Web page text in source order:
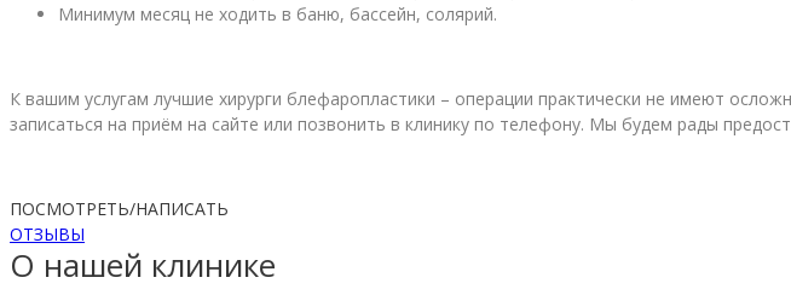
Минимум месяц не ходить в баню, бассейн, солярий.
К вашим услугам лучшие хирурги блефаропластики – операции практически не имеют
записаться на приём на сайте или позвонить в клинику по телефону. Мы будем рады
ПОСМОТРЕТЬ/НАПИСАТЬ
ОТЗЫВЫ
О нашей клинике